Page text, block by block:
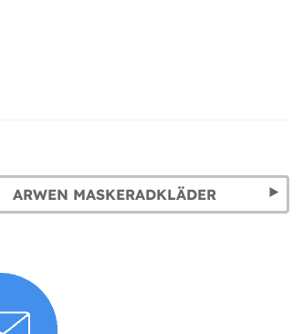
ARWEN MASKERADKLÄDER